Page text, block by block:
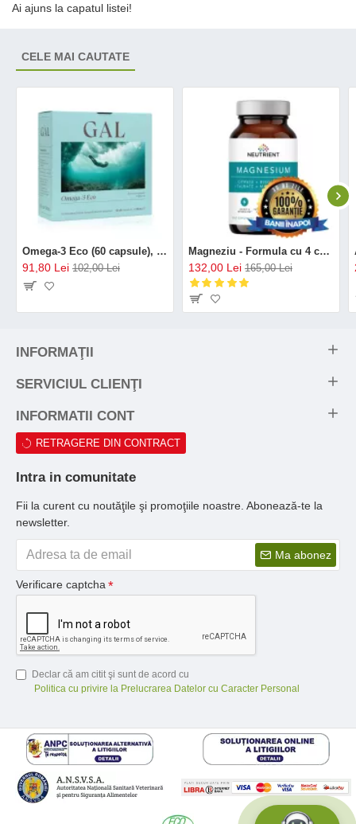
Ai ajuns la capatul listei!
CELE MAI CAUTATE
Omega-3 Eco (60 capsule), GAL
91,80 Lei 102,00 Lei
Magneziu - Formula cu 4 chelați (120 capsule), Neutrient
132,00 Lei 165,00 Lei
INFORMAŢII
SERVICIUL CLIENŢI
INFORMATII CONT
RETRAGERE DIN CONTRACT
Intra in comunitate
Fii la curent cu noutăţile şi promoţiile noastre. Abonează-te la
newsletter.
Ma abonez
Verificare captcha
Declar că am citit şi sunt de acord cu
Politica cu privire la Prelucrarea Datelor cu Caracter Personal